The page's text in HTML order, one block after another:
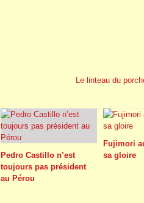
Le linteau du
Pedro Castillo n’est
toujours pas président
au Pérou
Fujimori
sa gloire